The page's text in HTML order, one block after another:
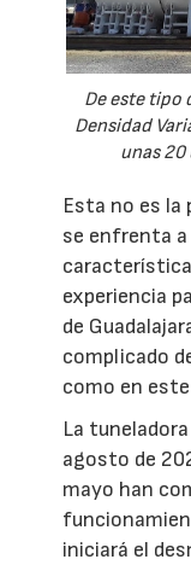
De este tipo
Densidad
unas
Esta no es la
se enfrenta
experiencia
de
complicado
como en
La
agosto de
mayo han
iniciará el